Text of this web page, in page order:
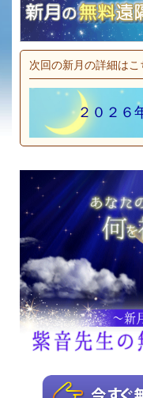
次回の新月の詳細はこ
２０２６